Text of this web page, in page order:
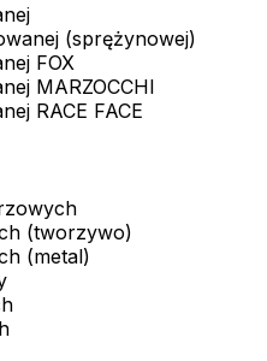
(sprężynowej)
FOX
MARZOCCHI
RACE FACE
(tworzywo)
(metal)